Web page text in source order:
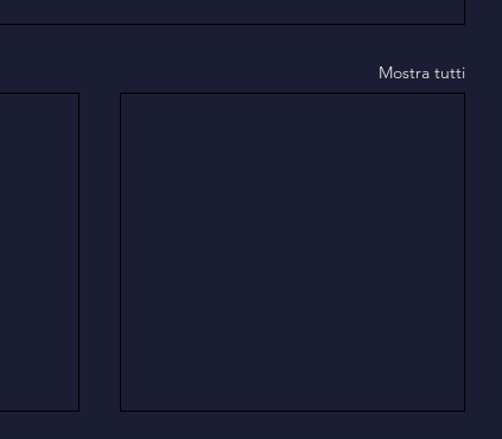
Mostra tutti